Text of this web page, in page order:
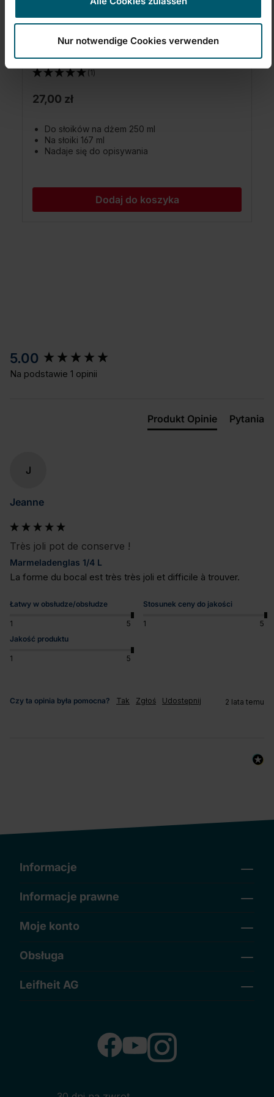
Nur notwendige Cookies verwenden
Nakrętki na słoiki Ø 66 mm (10 szt.)
(1)
27,00 zł
Do słoików na dżem 250 ml
Na słoiki 167 ml
Nadaje się do opisywania
Dodaj do koszyka
5.00
Na podstawie 1 opinii
Produkt Opinie Pytania
J
Jeanne
Très joli pot de conserve !
Marmeladenglas 1/4 L
La forme du bocal est très très joli et difficile à trouver.
Łatwy w obsłudze/obsłudze
1 5
Stosunek ceny do jakości
1
5
Jakość produktu
1 5
Czy ta opinia była pomocna? Tak Zgłoś Udostępnij 2 lata temu
New content loaded
Informacje
Informacje prawne
Moje konto
Obsługa
Leifheit AG